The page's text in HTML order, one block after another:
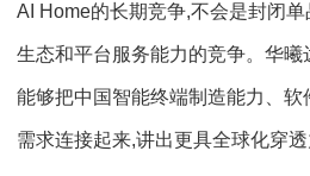
AI Home的长期竞争,不会是封闭
生态和平台服务能力的竞争。华曦
能够把中国智能终端制造能力、
需求连接起来,讲出更具全球化穿透